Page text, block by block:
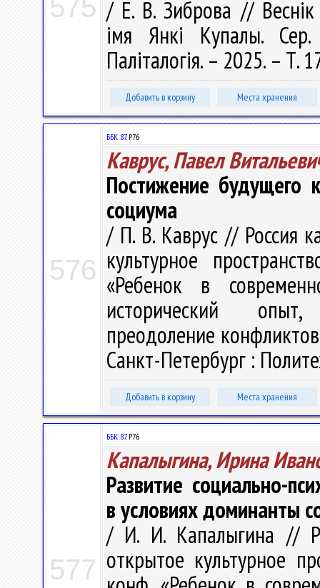
575 / Е. В. Зиброва // Веснік
імя Янкі Купалы. Сер.
Паліталогія. – 2025. – Т.
Добавить в корзину Места хранения
576
ББК 87.Р76
Каврус, Павел
Постижение будущего
социума
/ П. В. Каврус // Россия
культурное
«Ребенок в
исторический опыт,
преодоление
Санкт-Петербург :
Добавить в корзину Места хранения
577
ББК 87.Р76
Капалыгина, Ирина
Развитие социально-
в условиях доминанты
/ И. И. Капалыгина //
открытое культурное